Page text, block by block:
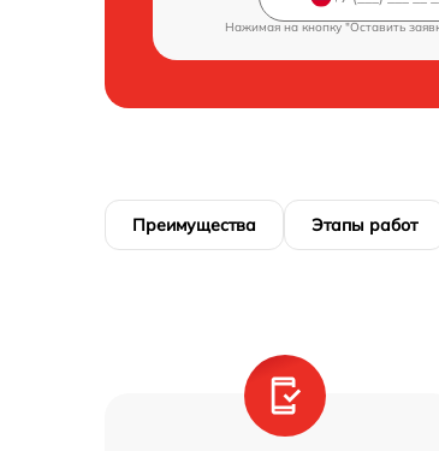
Нажимая на кнопку "Оставить
Преимущества Этапы работ